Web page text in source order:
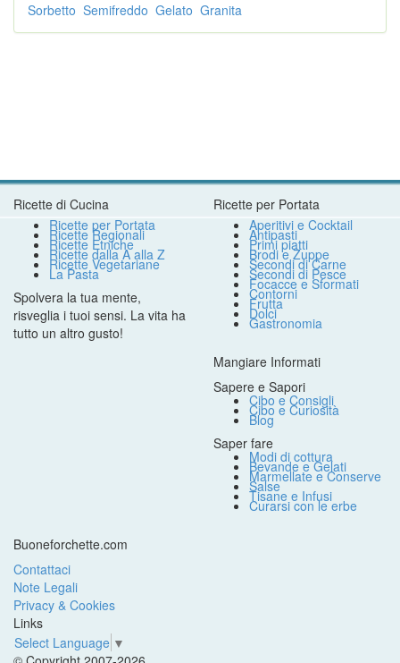
Sorbetto Semifreddo Gelato Granita
Ricette di Cucina
Ricette per Portata
Ricette Regionali
Ricette Etniche
Ricette dalla A alla Z
Ricette Vegetariane
La Pasta
Spolvera la tua mente,
risveglia i tuoi sensi. La vita ha
tutto un altro gusto!
Ricette per Portata
Aperitivi e Cocktail
Antipasti
Primi piatti
Brodi e Zuppe
Secondi di Carne
Secondi di Pesce
Focacce e Sformati
Contorni
Frutta
Dolci
Gastronomia
Mangiare Informati
Sapere e Sapori
Cibo e Consigli
Cibo e Curiosità
Blog
Saper fare
Modi di cottura
Bevande e Gelati
Marmellate e Conserve
Salse
Tisane e Infusi
Curarsi con le erbe
Buoneforchette.com
Contattaci
Note Legali
Privacy & Cookies
Links
Select Language ▼